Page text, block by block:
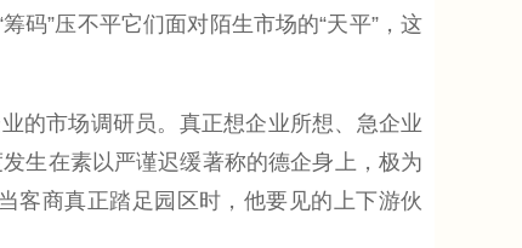
码”压不平它们面对陌生市场的“天平”，这
的市场调研员。真正想企业所想、急企业
生在素以严谨迟缓著称的德企身上，极为
客商真正踏足园区时，他要见的上下游伙